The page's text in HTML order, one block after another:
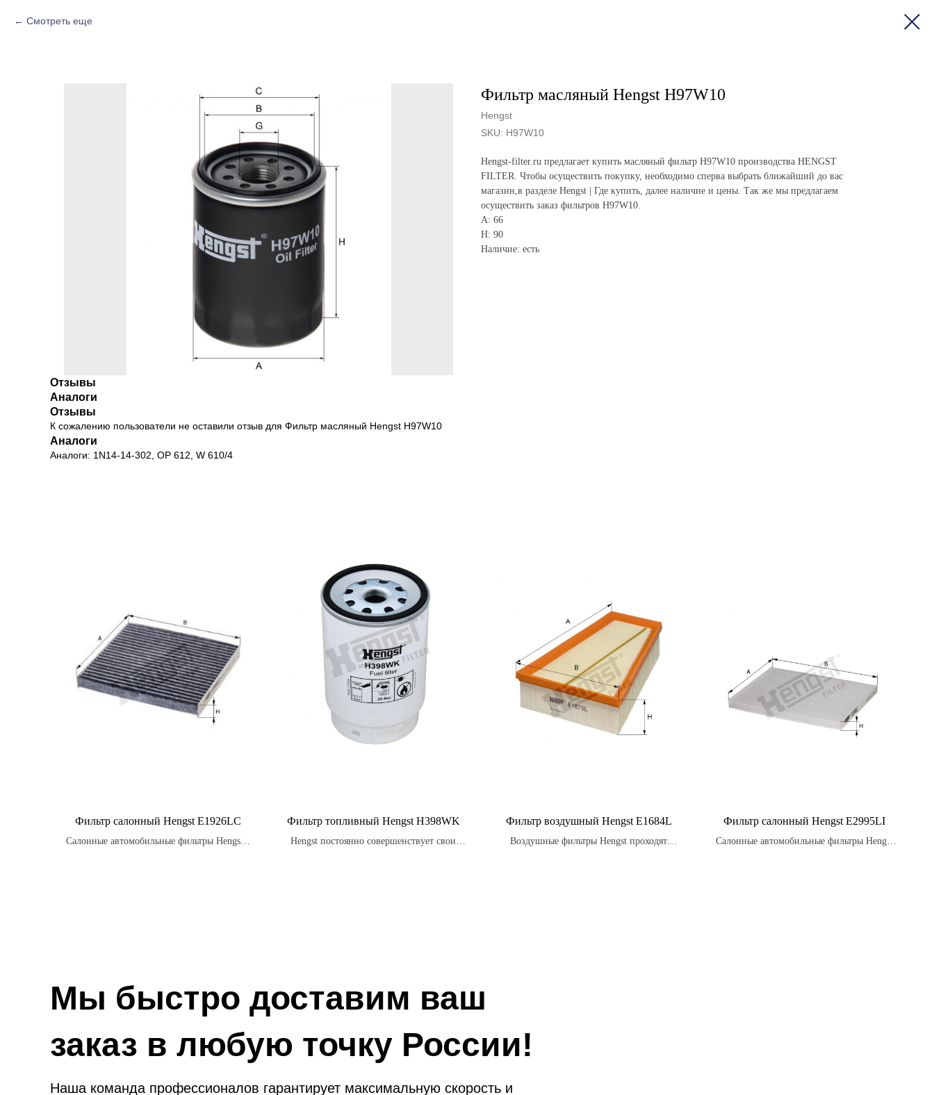
Смотреть еще
Фильтр масляный Hengst H97W10
Hengst
SKU: H97W10
Hengst-filter.ru предлагает купить масляный фильтр H97W10 производства HENGST
FILTER. Чтобы осуществить покупку, необходимо сперва выбрать ближайший до вас
магазин,в разделе Hengst | Где купить, далее наличие и цены. Так же мы предлагаем
осуществить заказ фильтров H97W10.
A: 66
H: 90
Наличие: есть
Отзывы
Аналоги
Отзывы
К сожалению пользователи не оставили отзыв для Фильтр масляный Hengst H97W10
Аналоги
Аналоги: 1N14-14-302, OP 612, W 610/4
Фильтр салонный Hengst E1926LC
Салонные автомобильные фильтры Hengst -
Фильтр топливный Hengst H398WK
Hengst постоянно совершенствует свои
Фильтр воздушный Hengst E1684L
Воздушные фильтры Hengst проходят
Фильтр салонный Hengst E2995LI
Салонные автомобильные фильтры Hengst
Мы быстро доставим ваш
заказ в любую точку России!
Наша команда профессионалов гарантирует максимальную скорость и